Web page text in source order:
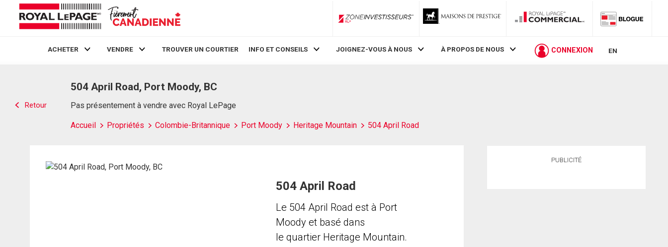
ZoneInvestisseurs RLP
ACHETER VENDRE TROUVER UN COURTIER INFO ET CONSEILS JOIGNEZ-VOUS À NOUS À PROPOS DE NOUS CONNEXION EN
Retour
504 April Road, Port Moody, BC
Pas présentement à vendre avec Royal LePage
Accueil Propriétés Colombie-Britannique Port Moody Heritage Mountain 504 April Road
504 April Road
Le 504 April Road est à Port
Moody et basé dans
le quartier Heritage Mountain.
PUBLICITÉ